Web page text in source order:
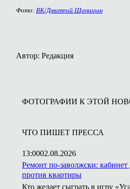
Фото: ВК/Дмитрий Щаницын
Автор: Редакция
ФОТОГРАФИИ К ЭТОЙ
ЧТО ПИШЕТ ПРЕССА
13:0002.08.2026
Ремонт по-заволжски: кабинет
против квартиры
Кто желает сыграть в игру